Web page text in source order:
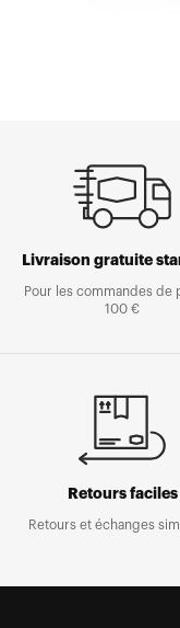
Livraison gratuite
Pour les commandes de
100 €
Retours faciles
Retours et échanges